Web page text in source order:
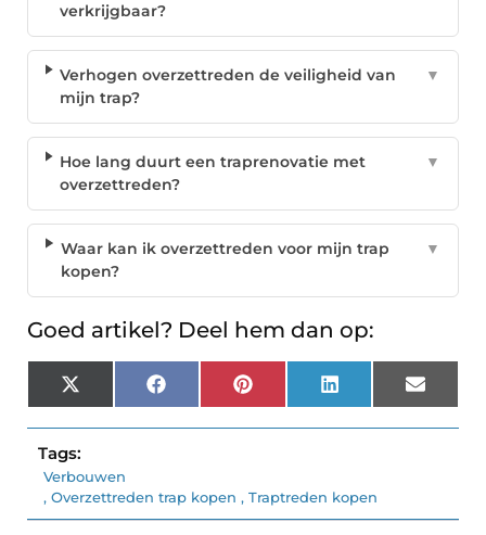
verkrijgbaar?
Verhogen overzettreden de veiligheid van
mijn trap?
▼
Hoe lang duurt een traprenovatie met
overzettreden?
▼
Waar kan ik overzettreden voor mijn trap
kopen?
▼
Goed artikel? Deel hem dan op:
X
(Twitter)
Facebook Pinterest LinkedIn Email
Tags:
Verbouwen
, Overzettreden trap kopen , Traptreden kopen